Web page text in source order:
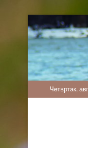
to
content
Четвртак,